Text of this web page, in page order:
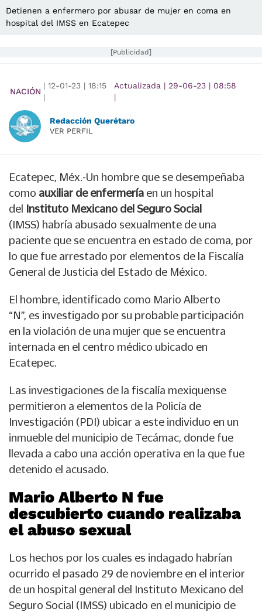
Detienen a enfermero por abusar de mujer en coma en
hospital del IMSS en Ecatepec
[Publicidad]
NACIÓN
| 12-01-23 | 18:15
|
Actualizada | 29-06-23 | 08:58
|
Redacción Querétaro
VER PERFIL
Ecatepec, Méx.-Un hombre que se desempeñaba
como auxiliar de enfermería en un hospital
del Instituto Mexicano del Seguro Social
(IMSS) habría abusado sexualmente de una
paciente que se encuentra en estado de coma, por
lo que fue arrestado por elementos de la Fiscalía
General de Justicia del Estado de México.
El hombre, identificado como Mario Alberto
“N”, es investigado por su probable participación
en la violación de una mujer que se encuentra
internada en el centro médico ubicado en
Ecatepec.
Las investigaciones de la fiscalía mexiquense
permitieron a elementos de la Policía de
Investigación (PDI) ubicar a este individuo en un
inmueble del municipio de Tecámac, donde fue
llevada a cabo una acción operativa en la que fue
detenido el acusado.
Mario Alberto N fue
descubierto cuando realizaba
el abuso sexual
Los hechos por los cuales es indagado habrían
ocurrido el pasado 29 de noviembre en el interior
de un hospital general del Instituto Mexicano del
Seguro Social (IMSS) ubicado en el municipio de